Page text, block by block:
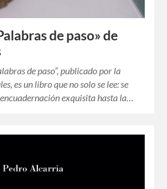
de paso» de
de paso”, publicado por la
es un libro que no solo se lee: se
exquisita hasta la…